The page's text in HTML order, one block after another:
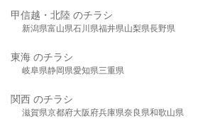
甲信越・北陸 のチラシ
新潟県富山県石川県福井県山梨県長野県
東海 のチラシ
岐阜県静岡県愛知県三重県
関西 のチラシ
滋賀県京都府大阪府兵庫県奈良県和歌山県